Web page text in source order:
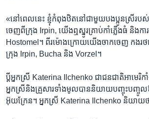
«នៅ​ពេល​នេះ ខ្ញុំកំពុងឋិត​នៅ​ជា​មួយ​បងប្អូន​ស្រីរបស់
ចេញពី​ក្រុង Irpin, យើង​ឮស្នូរគ្រាប់​កាំភ្លើង​ធំ​ និង​ការ​
Hostomel។ ពីរ​ម៉ោង​ក្រោយ​យើង​ចាក​ចេញ កង​រថ
ក្រុង Irpin, Bucha និង Vorzel។
ប្តី​អ្នកស្រី​ Katerina Ilchenko ជា​ជនជាតិ​អាមេរិក
អ្នកស្រី​និង​គ្រួសារ​ទាំង​មូល​បាននិយាយ​បញ្ចុះបញ្ចូល
អ៊ុយក្រែន។ អ្នកស្រី Katerina Ilchenko និយាយ​ថ